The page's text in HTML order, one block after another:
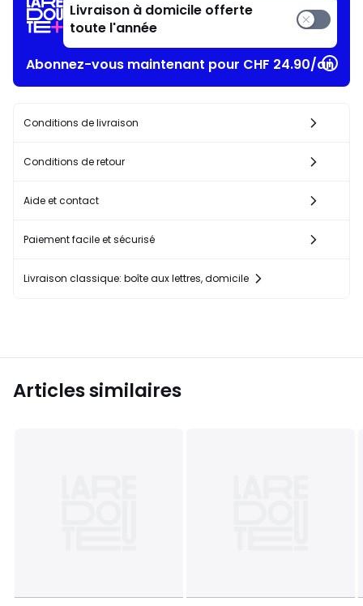
Livraison à domicile offerte
toute l'année
Abonnez-vous maintenant pour CHF 24.90/an​
Conditions de livraison
Conditions de retour
Aide et contact
Paiement facile et sécurisé
Livraison classique: boîte aux lettres, domicile
Articles similaires